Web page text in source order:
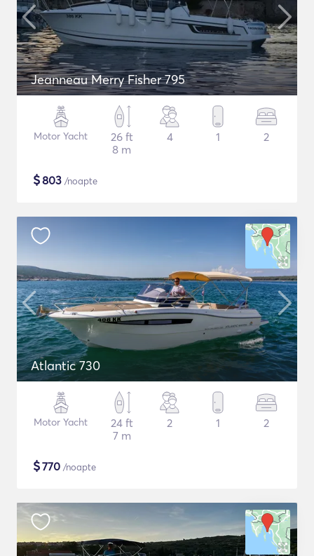
Jeanneau Merry Fisher 795
Motor Yacht
26 ft
8 m
4 1 2
$803 /noapte
Atlantic 730
Motor Yacht
24 ft
7 m
2 1 2
$770 /noapte